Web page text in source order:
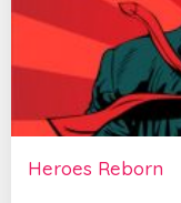
Heroes Reborn